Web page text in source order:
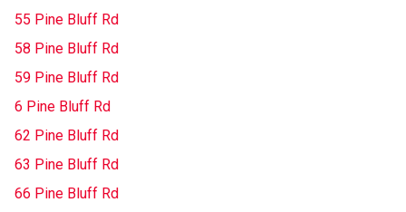
55 Pine Bluff Rd
58 Pine Bluff Rd
59 Pine Bluff Rd
6 Pine Bluff Rd
62 Pine Bluff Rd
63 Pine Bluff Rd
66 Pine Bluff Rd